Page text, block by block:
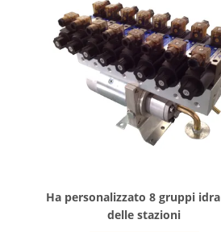
Ha personalizzato 8 gruppi
delle stazioni